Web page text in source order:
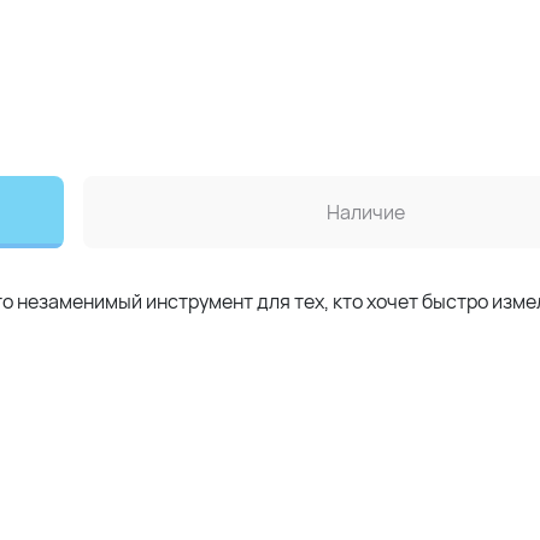
Наличие
инструмент для тех, кто хочет быстро